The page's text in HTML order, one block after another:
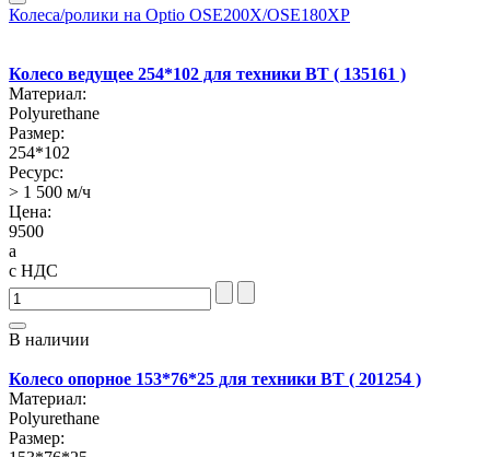
Колеса/ролики на Optio OSE200X/OSE180XP
Колесо ведущее 254*102 для техники BT ( 135161 )
Материал:
Polyurethane
Размер:
254*102
Ресурс:
> 1 500 м/ч
Цена:
9500
a
с НДС
В наличии
Колесо опорное 153*76*25 для техники BT ( 201254 )
Материал:
Polyurethane
Размер: